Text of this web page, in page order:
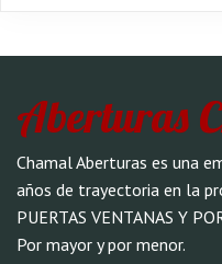
Aberturas
Chamal Aberturas es una
años de trayectoria en la
PUERTAS VENTANAS Y
Por mayor y por menor.